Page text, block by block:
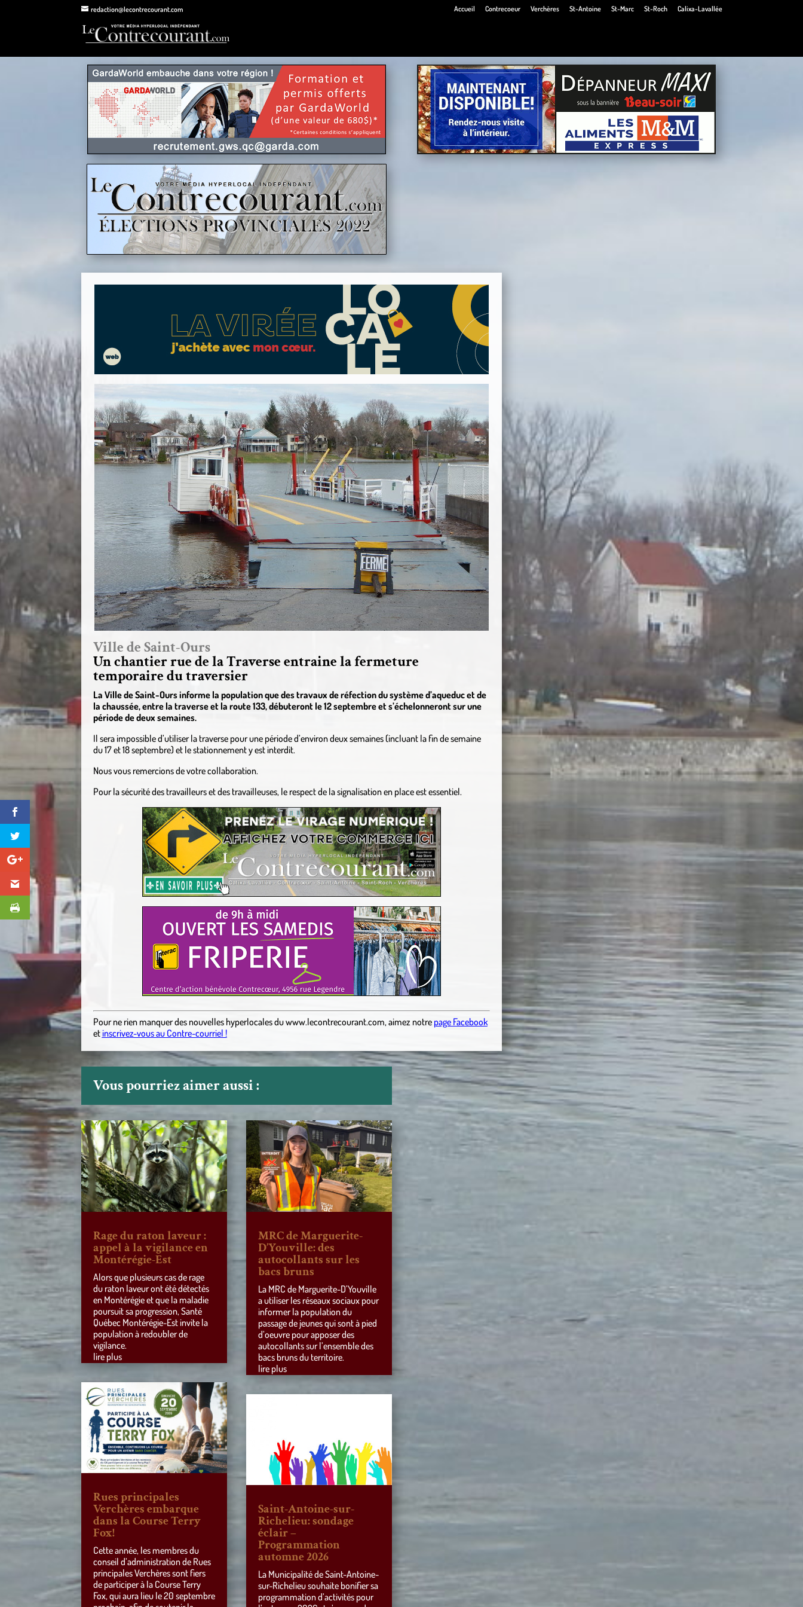
redaction@lecontrecourant.com Accueil Contrecoeur Verchères St-Antoine St-Marc St-Roch Calixa-Lavallée
Ville de Saint-Ours
Un chantier rue de la Traverse entraine la fermeture
temporaire du traversier
La Ville de Saint-Ours informe la population que des travaux de réfection du système d’aqueduc et de
la chaussée, entre la traverse et la route 133, débuteront le 12 septembre et s’échelonneront sur une
période de deux semaines.
Il sera impossible d’utiliser la traverse pour une période d’environ deux semaines (incluant la fin de semaine
du 17 et 18 septembre) et le stationnement y est interdit.
Nous vous remercions de votre collaboration.
Pour la sécurité des travailleurs et des travailleuses, le respect de la signalisation en place est essentiel.
Pour ne rien manquer des nouvelles hyperlocalesduwww.lecontrecourant.com,aimez notre page Facebook
etinscrivez-vous au Contre-courriel !
Vous pourriez aimer aussi :
Rage du raton laveur :
appel à la vigilance en
Montérégie-Est
Alors que plusieurs cas de rage
du raton laveur ont été détectés
en Montérégie et que la maladie
poursuit sa progression, Santé
Québec Montérégie-Est invite la
population à redoubler de
vigilance.
lire plus
Rues principales
Verchères embarque
dans la Course Terry
Fox!
Cette année, les membres du
conseil d’administration de Rues
principales Verchères sont fiers
de participer à la Course Terry
Fox, qui aura lieu le 20 septembre
MRC de Marguerite-
D’Youville: des
autocollants sur les
bacs bruns
La MRC de Marguerite-D’Youville
a utiliser les réseaux sociaux pour
informer la population du
passage de jeunes qui sont à pied
d’oeuvre pour apposer des
autocollants sur l’ensemble des
bacs bruns du territoire.
lire plus
Saint-Antoine-sur-
Richelieu: sondage
éclair –
Programmation
automne 2026
La Municipalité de Saint-Antoine-
sur-Richelieu souhaite bonifier sa
programmation d’activités pour